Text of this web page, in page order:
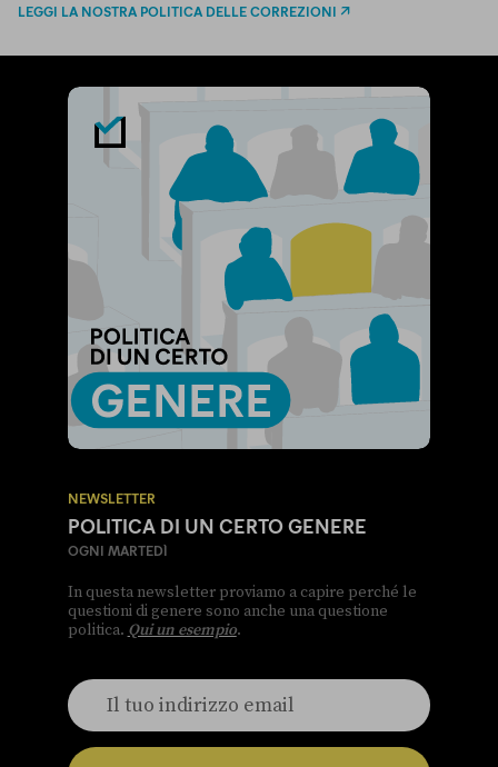
LEGGI LA NOSTRA POLITICA DELLE CORREZIONI
NEWSLETTER
POLITICA DI UN CERTO GENERE
OGNI MARTEDÌ
In questa newsletter proviamo a capire perché le
questioni di genere sono anche una questione
politica. Qui un esempio.